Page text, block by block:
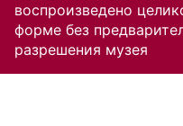
воспроизведено
форме без
разрешения музея